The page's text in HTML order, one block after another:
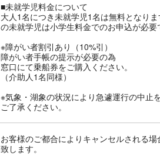
■未就学児料金について
大人1名につき未就学児1名は無料となり
の未就学児は小学生料金でのお申込が必要
※障がい者割引あり（10%引）
障がい者手帳の提示が必要の為
窓口にて乗船券をご購入ください。
（介助人1名同様）
※気象・湖象の状況により急遽運行の中止
ご了承ください。
お客様のご都合によりキャンセルされる
致します。